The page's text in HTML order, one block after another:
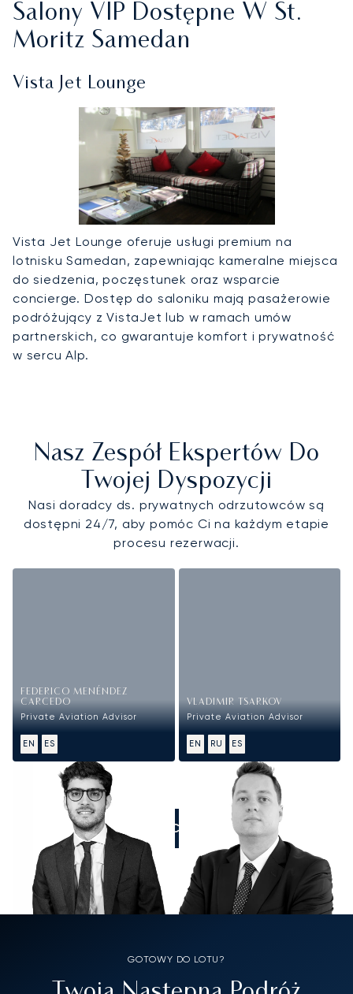
Salony VIP Dostępne W St.
Moritz Samedan
Vista Jet Lounge
Vista Jet Lounge oferuje usługi premium na
lotnisku Samedan, zapewniając kameralne miejsca
do siedzenia, poczęstunek oraz wsparcie
concierge. Dostęp do saloniku mają pasażerowie
podróżujący z VistaJet lub w ramach umów
partnerskich, co gwarantuje komfort i prywatność
w sercu Alp.
Nasz Zespół Ekspertów Do
Twojej Dyspozycji
Nasi doradcy ds. prywatnych odrzutowców są
dostępni 24/7, aby pomóc Ci na każdym etapie
procesu rezerwacji.
FEDERICO MENÉNDEZ
CARCEDO
Private Aviation Advisor
EN ES
VLADIMIR TSARKOV
Private Aviation Advisor
EN RU ES
ZADZWOŃCIE DO NAS
GOTOWY DO LOTU?